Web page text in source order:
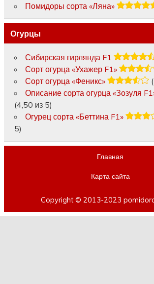
Помидоры сорта «Ляна»
Огурцы
Сибирская гирлянда F1
Сорт огурца «Ухажер F1»
Сорт огурца «Феникс»
Описание сорта огурца «Зозуля
(4,50 из 5)
Огурец сорта «Беттина F1»
5)
Главная
Карта сайта
Copyright © 2013-2023